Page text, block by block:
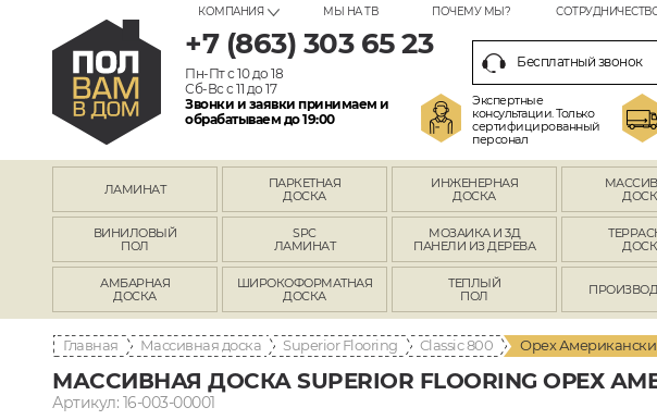
КОМПАНИЯ МЫ НА ТВ ПОЧЕМУ МЫ?
+7 (863) 303 65 23
Пн-Пт с 10 до 18
Сб-Вс с 11 до 17
Звонки и заявки принимаем и
обрабатываем до 19:00
Бесплатный звонок
Экспертные
консультации. Только
сертифицированный
персонал
ЛАМИНАТ
ПАРКЕТНАЯ
ДОСКА
ИНЖЕНЕРНАЯ
ДОСКА
ВИНИЛОВЫЙ
ПОЛ
SPC
ЛАМИНАТ
МОЗАИКА И 3Д
ПАНЕЛИ ИЗ ДЕРЕВА
АМБАРНАЯ
ДОСКА
ШИРОКОФОРМАТНАЯ
ДОСКА
ТЕПЛЫЙ
ПОЛ
Главная Массивная доска Superior Flooring Classic 800 Орех
МАССИВНАЯ ДОСКА SUPERIOR FLOORING ОРЕХ
Артикул: 16-003-00001